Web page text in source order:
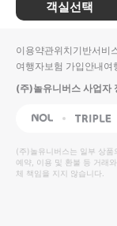
객실선택
이용약관위치기반서비
여행자보험 가입안내여
(주)놀유니버스 사업자
NOL Triple
(주)놀유니버스는 일부 상품
예약, 이용 및 환불 등 거래
체 책임을 지지 않습니다.